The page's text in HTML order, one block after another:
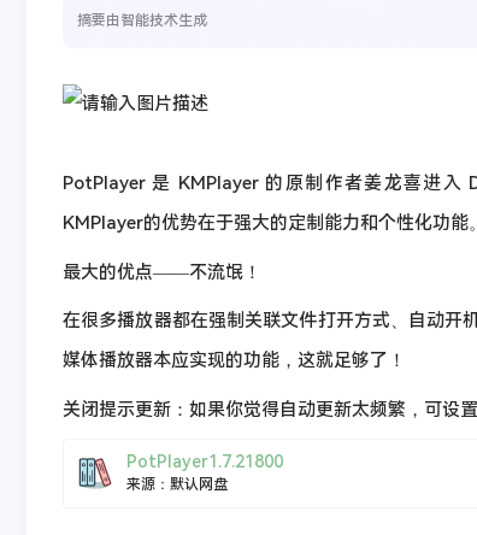
摘要由智能技术生成
PotPlayer 是 KMPlayer 的原制作者姜龙喜进
KMPlayer的优势在于强大的定制能力和个性化功能。
最大的优点——不流氓！
在很多播放器都在强制关联文件打开方式、自动
媒体播放器本应实现的功能，这就足够了！
关闭提示更新：如果你觉得自动更新太频繁，可设
PotPlayer1.7.21800
来源：默认网盘